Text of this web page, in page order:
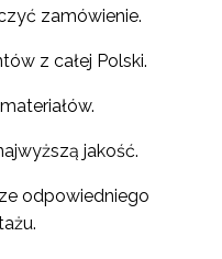
zamówienie.
z całej Polski.
jakość.
odpowiedniego